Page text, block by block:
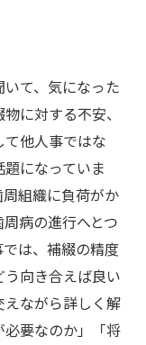
て、気になった
に対する不安、
他人事ではな
になっていま
組織に負荷がか
病の進行へとつ
は、補綴の精度
向き合えば良い
ながら詳しく解
要なのか」「将